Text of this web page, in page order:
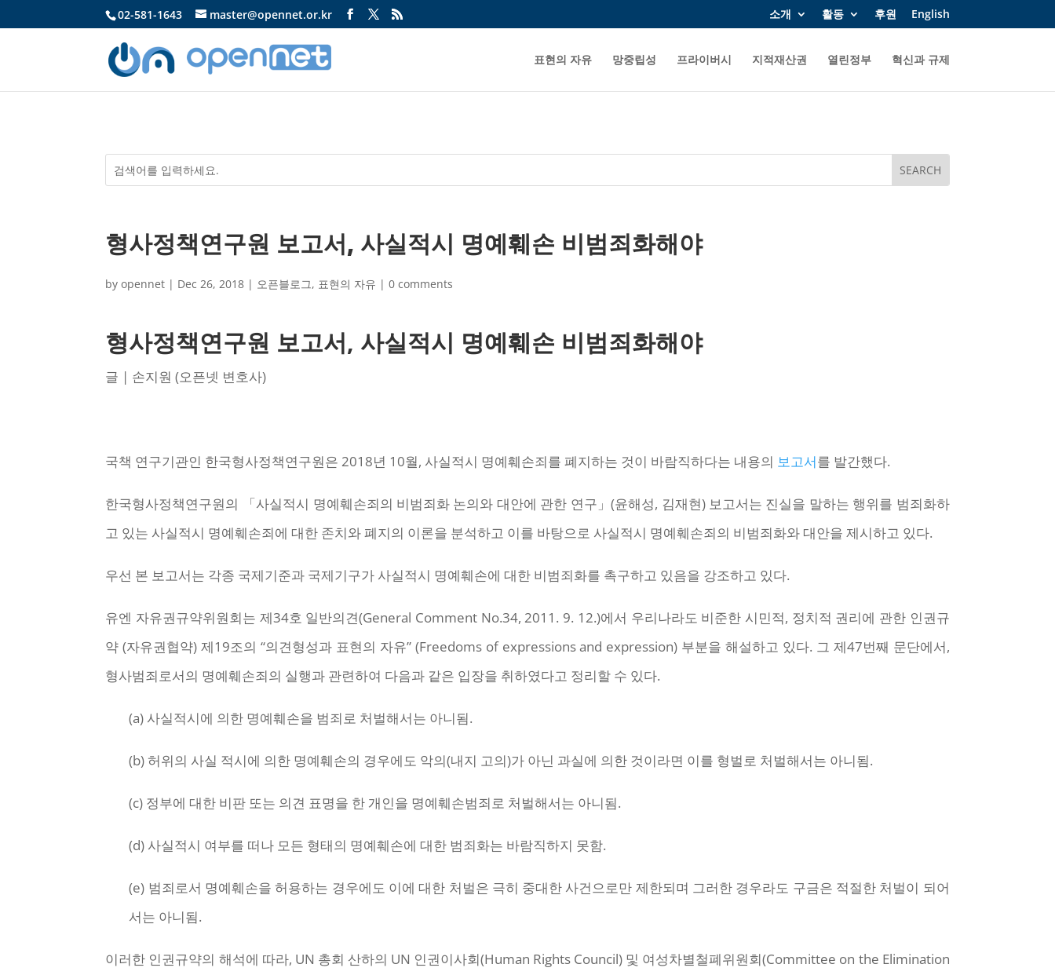
02-581-1643 master@opennet.or.kr 소개 활동 후원 English
표현의 자유 망중립성 프라이버시 지적재산권 열린정부 혁신과 규제
형사정책연구원 보고서, 사실적시 명예훼손 비범죄화해야
byopennet | Dec 26, 2018 | 오픈블로그, 표현의 자유 |0 comments
형사정책연구원 보고서, 사실적시 명예훼손 비범죄화해야
글 | 손지원 (오픈넷 변호사)
국책 연구기관인 한국형사정책연구원은 2018년 10월, 사실적시 명예훼손죄를 폐지하는 것이 바람직하다는 내용의 보고서를 발간했다.
한국형사정책연구원의 「사실적시 명예훼손죄의 비범죄화 논의와 대안에 관한 연구」(윤해성, 김재현) 보고서는 진실을 말하는 행위를 범죄화하
고 있는 사실적시 명예훼손죄에 대한 존치와 폐지의 이론을 분석하고 이를 바탕으로 사실적시 명예훼손죄의 비범죄화와 대안을 제시하고 있다.
우선 본 보고서는 각종 국제기준과 국제기구가 사실적시 명예훼손에 대한 비범죄화를 촉구하고 있음을 강조하고 있다.
유엔 자유권규약위원회는 제34호 일반의견(General Comment No.34, 2011. 9. 12.)에서 우리나라도 비준한 시민적, 정치적 권리에 관한 인권규
약 (자유권협약) 제19조의 “의견형성과 표현의 자유” (Freedoms of expressions and expression) 부분을 해설하고 있다. 그 제47번째 문단에서,
형사범죄로서의 명예훼손죄의 실행과 관련하여 다음과 같은 입장을 취하였다고 정리할 수 있다.
(a) 사실적시에 의한 명예훼손을 범죄로 처벌해서는 아니됨.
(b) 허위의 사실 적시에 의한 명예훼손의 경우에도 악의(내지 고의)가 아닌 과실에 의한 것이라면 이를 형벌로 처벌해서는 아니됨.
(c) 정부에 대한 비판 또는 의견 표명을 한 개인을 명예훼손범죄로 처벌해서는 아니됨.
(d) 사실적시 여부를 떠나 모든 형태의 명예훼손에 대한 범죄화는 바람직하지 못함.
(e) 범죄로서 명예훼손을 허용하는 경우에도 이에 대한 처벌은 극히 중대한 사건으로만 제한되며 그러한 경우라도 구금은 적절한 처벌이 되어
서는 아니됨.
이러한 인권규약의 해석에 따라, UN 총회 산하의 UN 인권이사회(Human Rights Council) 및 여성차별철폐위원회(Committee on the Elimination